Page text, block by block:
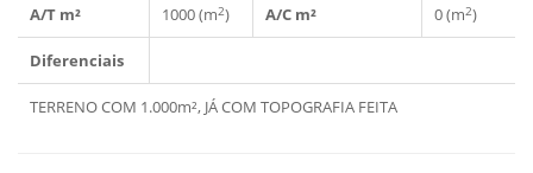
A/T m² 1000 (m2) A/C m² 0 (m2)
Diferenciais
TERRENO COM 1.000m², JÁ COM TOPOGRAFIA FEITA